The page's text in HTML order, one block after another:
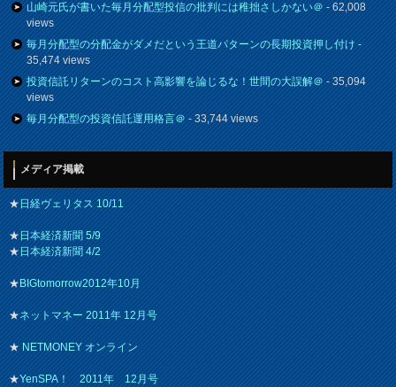
山崎元氏が書いた毎月分配型投信の批判には稚拙さしかない＠- 62,008
views
毎月分配型の分配金がダメだという王道パターンの長期投資押し付け-
35,474 views
投資信託リターンのコスト高影響を論じるな！世間の大誤解＠- 35,094
views
毎月分配型の投資信託運用格言＠- 33,744 views
メディア掲載
★日経ヴェリタス 10/11
★日本経済新聞 5/9
★日本経済新聞 4/2
★BIGtomorrow2012年10月
★ネットマネー 2011年 12月号
★NETMONEY オンライン
★YenSPA！ 2011年 12月号